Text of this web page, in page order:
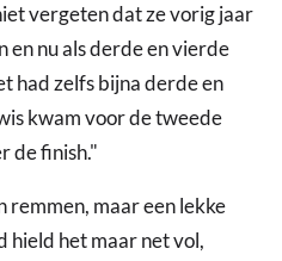
vergeten dat ze vorig jaar
en nu als derde en vierde
had zelfs bijna derde en
kwam voor de tweede
de finish."
remmen, maar een lekke
het maar net vol,